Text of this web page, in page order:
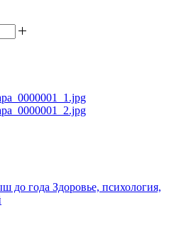
до года Здоровье, психология,